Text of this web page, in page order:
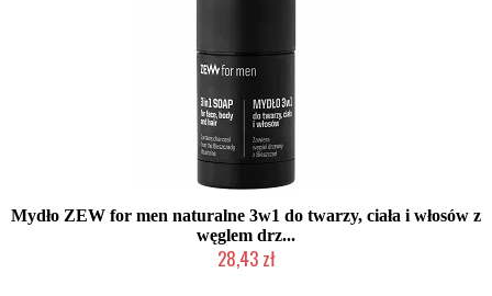
Mydło ZEW for men naturalne 3w1 do twarzy, ciała i włosów z
węglem drz...
28,43 zł